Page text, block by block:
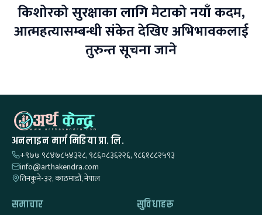
किशोरको सुरक्षाका लागि मेटाको नयाँ कदम,
आत्महत्यासम्बन्धी संकेत देखिए अभिभावकलाई
तुरुन्त सूचना जाने
अनलाइन मार्ग मिडिया प्रा. लि.
+९७७ ९८४७८५४३२८, ९८६०८३६२२६, ९८६१८८२५९३
info@arthakendra.com
तिनकुने-३२, काठमाडौं, नेपाल
समाचार सुविधाहरू